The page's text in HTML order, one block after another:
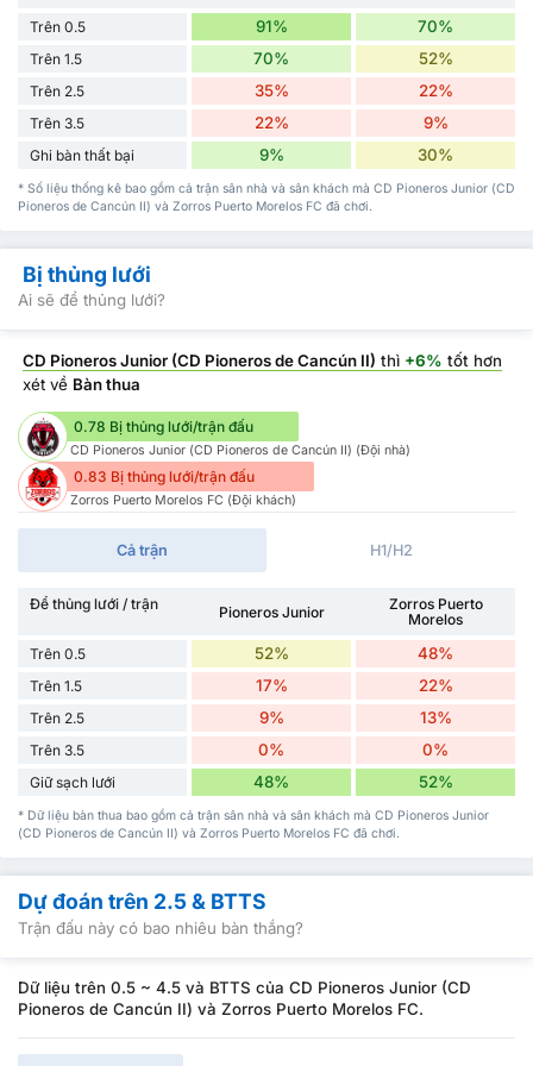
Trên 0.5
91% 70%
Trên 1.5 70% 52%
Trên 2.5 35% 22%
Trên 3.5 22% 9%
Ghi bàn thất bại 9% 30%
* Số liệu thống kê bao gồm cả trận sân nhà và sân khách mà CD Pioneros Junior (CD
Pioneros de Cancún II) và Zorros Puerto Morelos FC đã chơi.
Bị thủng lưới
Ai sẽ để thủng lưới?
CD Pioneros Junior (CD Pioneros de Cancún II) thì +6% tốt hơn
xét về Bàn thua
0.78 Bị thủng lưới/trận đấu
CD Pioneros Junior (CD Pioneros de Cancún II) (Đội nhà)
0.83 Bị thủng lưới/trận đấu
Zorros Puerto Morelos FC (Đội khách)
Cả trận H1/H2
Để thủng lưới / trận Pioneros Junior
Zorros Puerto
Morelos
Trên 0.5
52% 48%
Trên 1.5 17% 22%
Trên 2.5 9% 13%
Trên 3.5 0% 0%
Giữ sạch lưới 48% 52%
* Dữ liệu bàn thua bao gồm cả trận sân nhà và sân khách mà CD Pioneros Junior
(CD Pioneros de Cancún II) và Zorros Puerto Morelos FC đã chơi.
Dự đoán trên 2.5 & BTTS
Trận đấu này có bao nhiêu bàn thắng?
Dữ liệu trên 0.5 ~ 4.5 và BTTS của CD Pioneros Junior (CD
Pioneros de Cancún II) và Zorros Puerto Morelos FC.